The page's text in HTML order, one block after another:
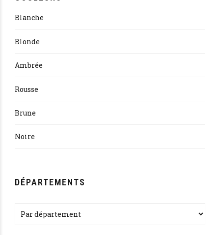
Blanche
Blonde
Ambrée
Rousse
Brune
Noire
DÉPARTEMENTS